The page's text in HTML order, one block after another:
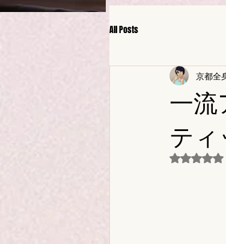
All Posts
一
ティ
京都全
5つ星